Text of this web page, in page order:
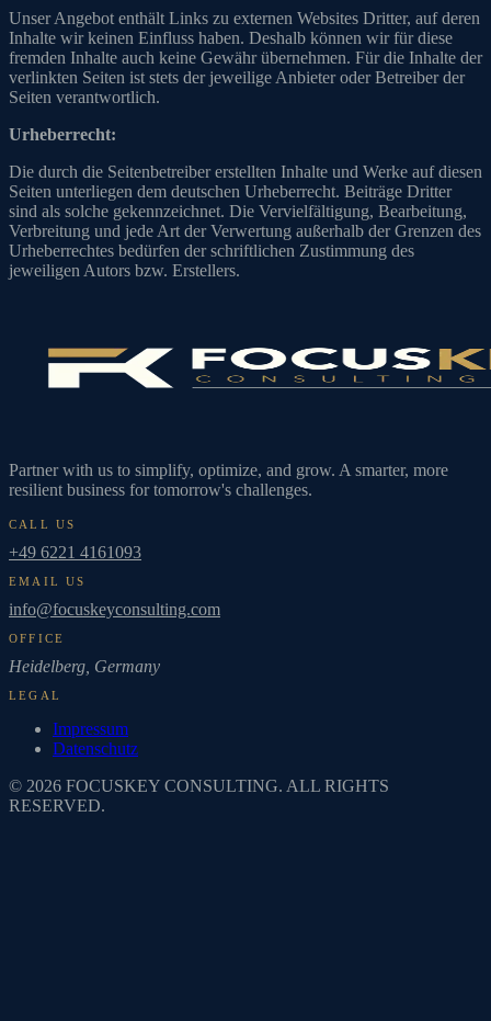
Unser Angebot enthält Links zu externen Websites Dritter, auf deren
Inhalte wir keinen Einfluss haben. Deshalb können wir für diese
fremden Inhalte auch keine Gewähr übernehmen. Für die Inhalte der
verlinkten Seiten ist stets der jeweilige Anbieter oder Betreiber der
Seiten verantwortlich.
Urheberrecht:
Die durch die Seitenbetreiber erstellten Inhalte und Werke auf diesen
Seiten unterliegen dem deutschen Urheberrecht. Beiträge Dritter
sind als solche gekennzeichnet. Die Vervielfältigung, Bearbeitung,
Verbreitung und jede Art der Verwertung außerhalb der Grenzen des
Urheberrechtes bedürfen der schriftlichen Zustimmung des
jeweiligen Autors bzw. Erstellers.
Partner with us to simplify, optimize, and grow. A smarter, more
resilient business for tomorrow's challenges.
CALL US
+49 6221 4161093
EMAIL US
info@focuskeyconsulting.com
OFFICE
Heidelberg, Germany
LEGAL
Impressum
Datenschutz
© 2026 FOCUSKEY CONSULTING. ALL RIGHTS
RESERVED.